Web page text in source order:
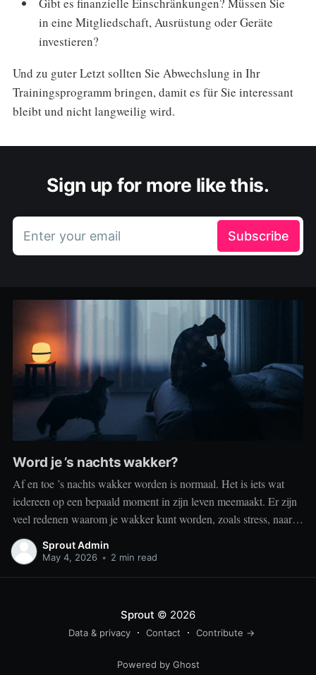
in eine Mitgliedschaft, Ausrüstung oder Geräte
investieren?
Und zu guter Letzt sollten Sie Abwechslung in Ihr
Trainingsprogramm bringen, damit es für Sie interessant
bleibt und nicht langweilig wird.
Sign up for more like this.
Enter your email Subscribe
Word je ’s nachts wakker?
Af en toe ’s nachts wakker worden is normaal. Het is iets wat
iedereen op een bepaald moment in zijn leven meemaakt. Er zijn
veel redenen waarom je wakker kunt worden, zoals stress, naar
het toilet moeten, je omgeving of medische aandoeningen die je
slaap beïnvloeden. Dit is geen probleem
Sprout Admin
May 4, 2026 • 2 min read
Sprout © 2026
Data & privacy Contact Contribute →
Powered by Ghost